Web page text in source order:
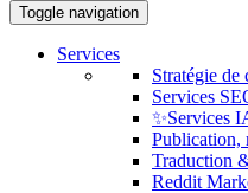
Toggle navigation
Services
Stratégie de
Services
✨Services
Publication,
Traduction
Reddit